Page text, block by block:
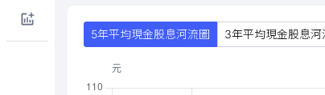
5年平均現金股息河流圖 3年平均現金股息河